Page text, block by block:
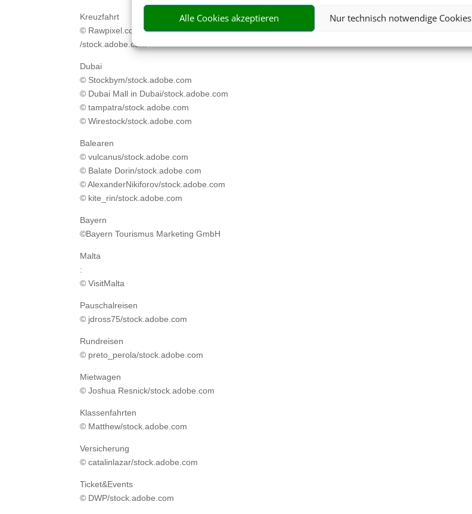
Alle Cookies akzeptieren Nur technisch notwendige Cookies
Kreuzfahrt
© Rawpixel.com
/stock.adobe.com
Dubai
© Stockbym/stock.adobe.com
© Dubai Mall in Dubai/stock.adobe.com
© tampatra/stock.adobe.com
© Wirestock/stock.adobe.com
Balearen
© vulcanus/stock.adobe.com
© Balate Dorin/stock.adobe.com
© AlexanderNikiforov/stock.adobe.com
© kite_rin/stock.adobe.com
Bayern
©Bayern Tourismus Marketing GmbH
Malta
:
© VisitMalta
Pauschalreisen
© jdross75/stock.adobe.com
Rundreisen
© preto_perola/stock.adobe.com
Mietwagen
© Joshua Resnick/stock.adobe.com
Klassenfahrten
© Matthew/stock.adobe.com
Versicherung
© catalinlazar/stock.adobe.com
Ticket&Events
© DWP/stock.adobe.com